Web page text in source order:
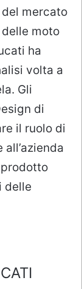
mercato
moto
ha
volta a
Gli
di
il ruolo di
delle